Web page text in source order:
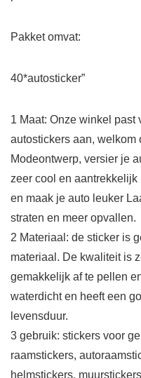
Pakket omvat:
40*autosticker”
1 Maat: Onze winkel past
autostickers aan, welkom
Modeontwerp, versier je
zeer cool en
en maak je auto leuker
straten en meer opvallen.
2 Materiaal: de sticker is
materiaal. De kwaliteit is
gemakkelijk af te pellen
waterdicht en heeft een
levensduur.
3 gebruik: stickers voor
raamstickers,
helmstickers,